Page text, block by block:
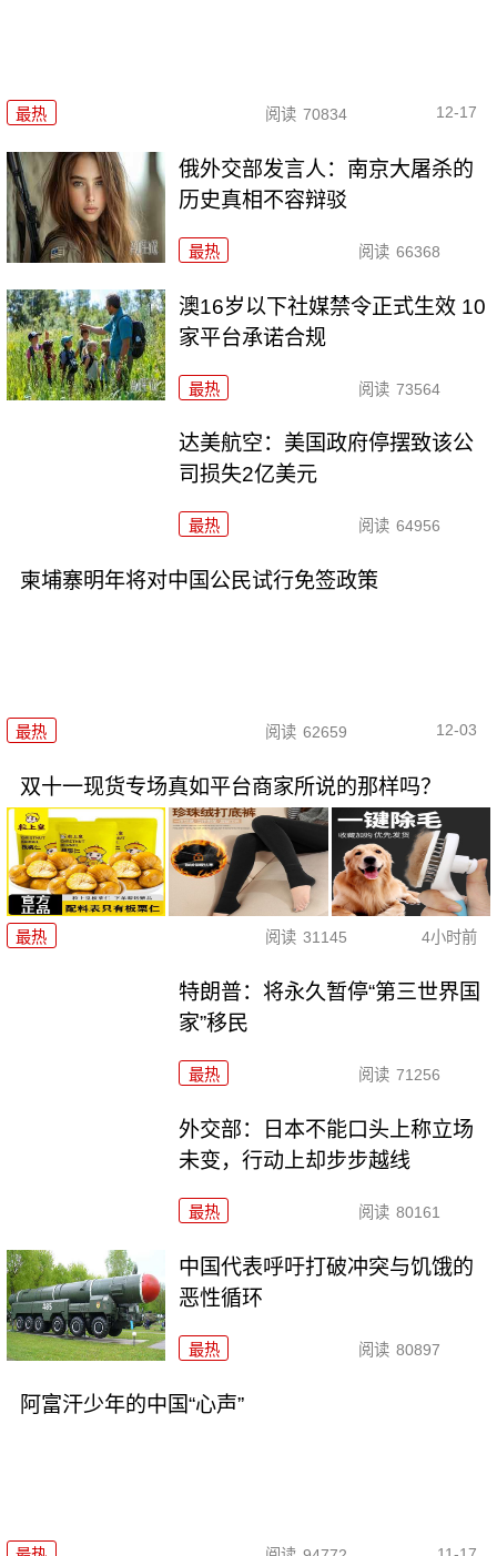
最热 阅读 70834 12-17
俄外交部发言人：南京大屠杀的
历史真相不容辩驳
最热 阅读 66368
澳16岁以下社媒禁令正式生效 10
家平台承诺合规
最热 阅读 73564
达美航空：美国政府停摆致该公
司损失2亿美元
最热 阅读 64956
柬埔寨明年将对中国公民试行免签政策
最热 阅读 62659 12-03
双十一现货专场真如平台商家所说的那样吗？
最热 阅读 31145 4小时前
特朗普：将永久暂停“第三世界国
家”移民
最热 阅读 71256
外交部：日本不能口头上称立场
未变，行动上却步步越线
最热 阅读 80161
中国代表呼吁打破冲突与饥饿的
恶性循环
最热 阅读 80897
阿富汗少年的中国“心声”